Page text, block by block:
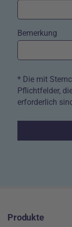
Bemerkung
* Die mit
Pflichtfelder,
erforderlich
Produkte